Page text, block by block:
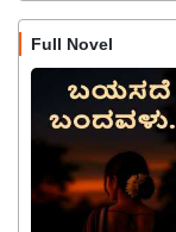
Full Novel